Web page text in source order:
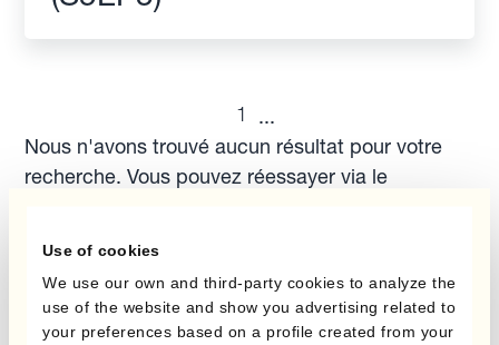
Use of cookies
We use our own and third-party cookies to analyze the
use of the website and show you advertising related to
your preferences based on a profile created from your
1
...
Nous n'avons trouvé aucun résultat pour votre
recherche. Vous pouvez réessayer via le